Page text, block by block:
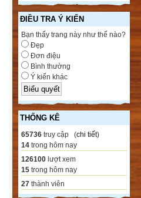
ĐIỀU TRA Ý KIẾN
Bạn thấy trang này như thế nào?
Đẹp
Đơn điệu
Bình thường
Ý kiến khác
THỐNG KÊ
65736 truy cập (chi tiết)
14 trong hôm nay
126100 lượt xem
15 trong hôm nay
27 thành viên